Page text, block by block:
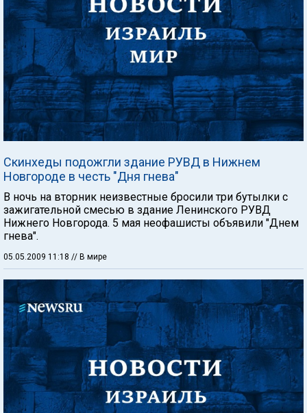
Скинхеды подожгли здание РУВД в Нижнем
Новгороде в честь "Дня гнева"
В ночь на вторник неизвестные бросили три бутылки с
зажигательной смесью в здание Ленинского РУВД
Нижнего Новгорода. 5 мая неофашисты объявили "Днем
гнева".
05.05.2009 11:18 // В мире